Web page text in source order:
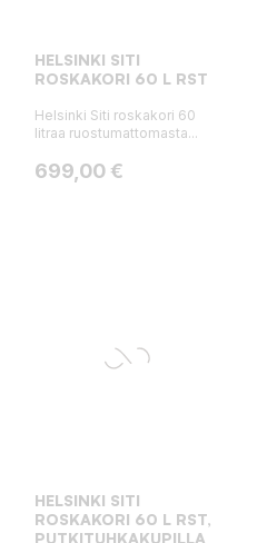
HELSINKI SITI
ROSKAKORI 60 L RST
Helsinki Siti roskakori 60
litraa ruostumattomasta...
Hinta
699,00 €
HELSINKI SITI
ROSKAKORI 60 L RST,
PUTKITUHKAKUPILLA